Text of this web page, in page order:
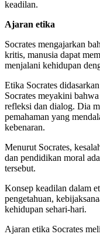
keadilan.
Ajaran etika
Socrates mengajarkan
kritis, manusia dapat
menjalani kehidupan
Etika Socrates
Socrates meyakini
refleksi dan dialog. Dia
pemahaman yang
kebenaran.
Menurut Socrates,
dan pendidikan moral
tersebut.
Konsep keadilan dalam
pengetahuan,
kehidupan sehari-hari.
Ajaran etika Socrates